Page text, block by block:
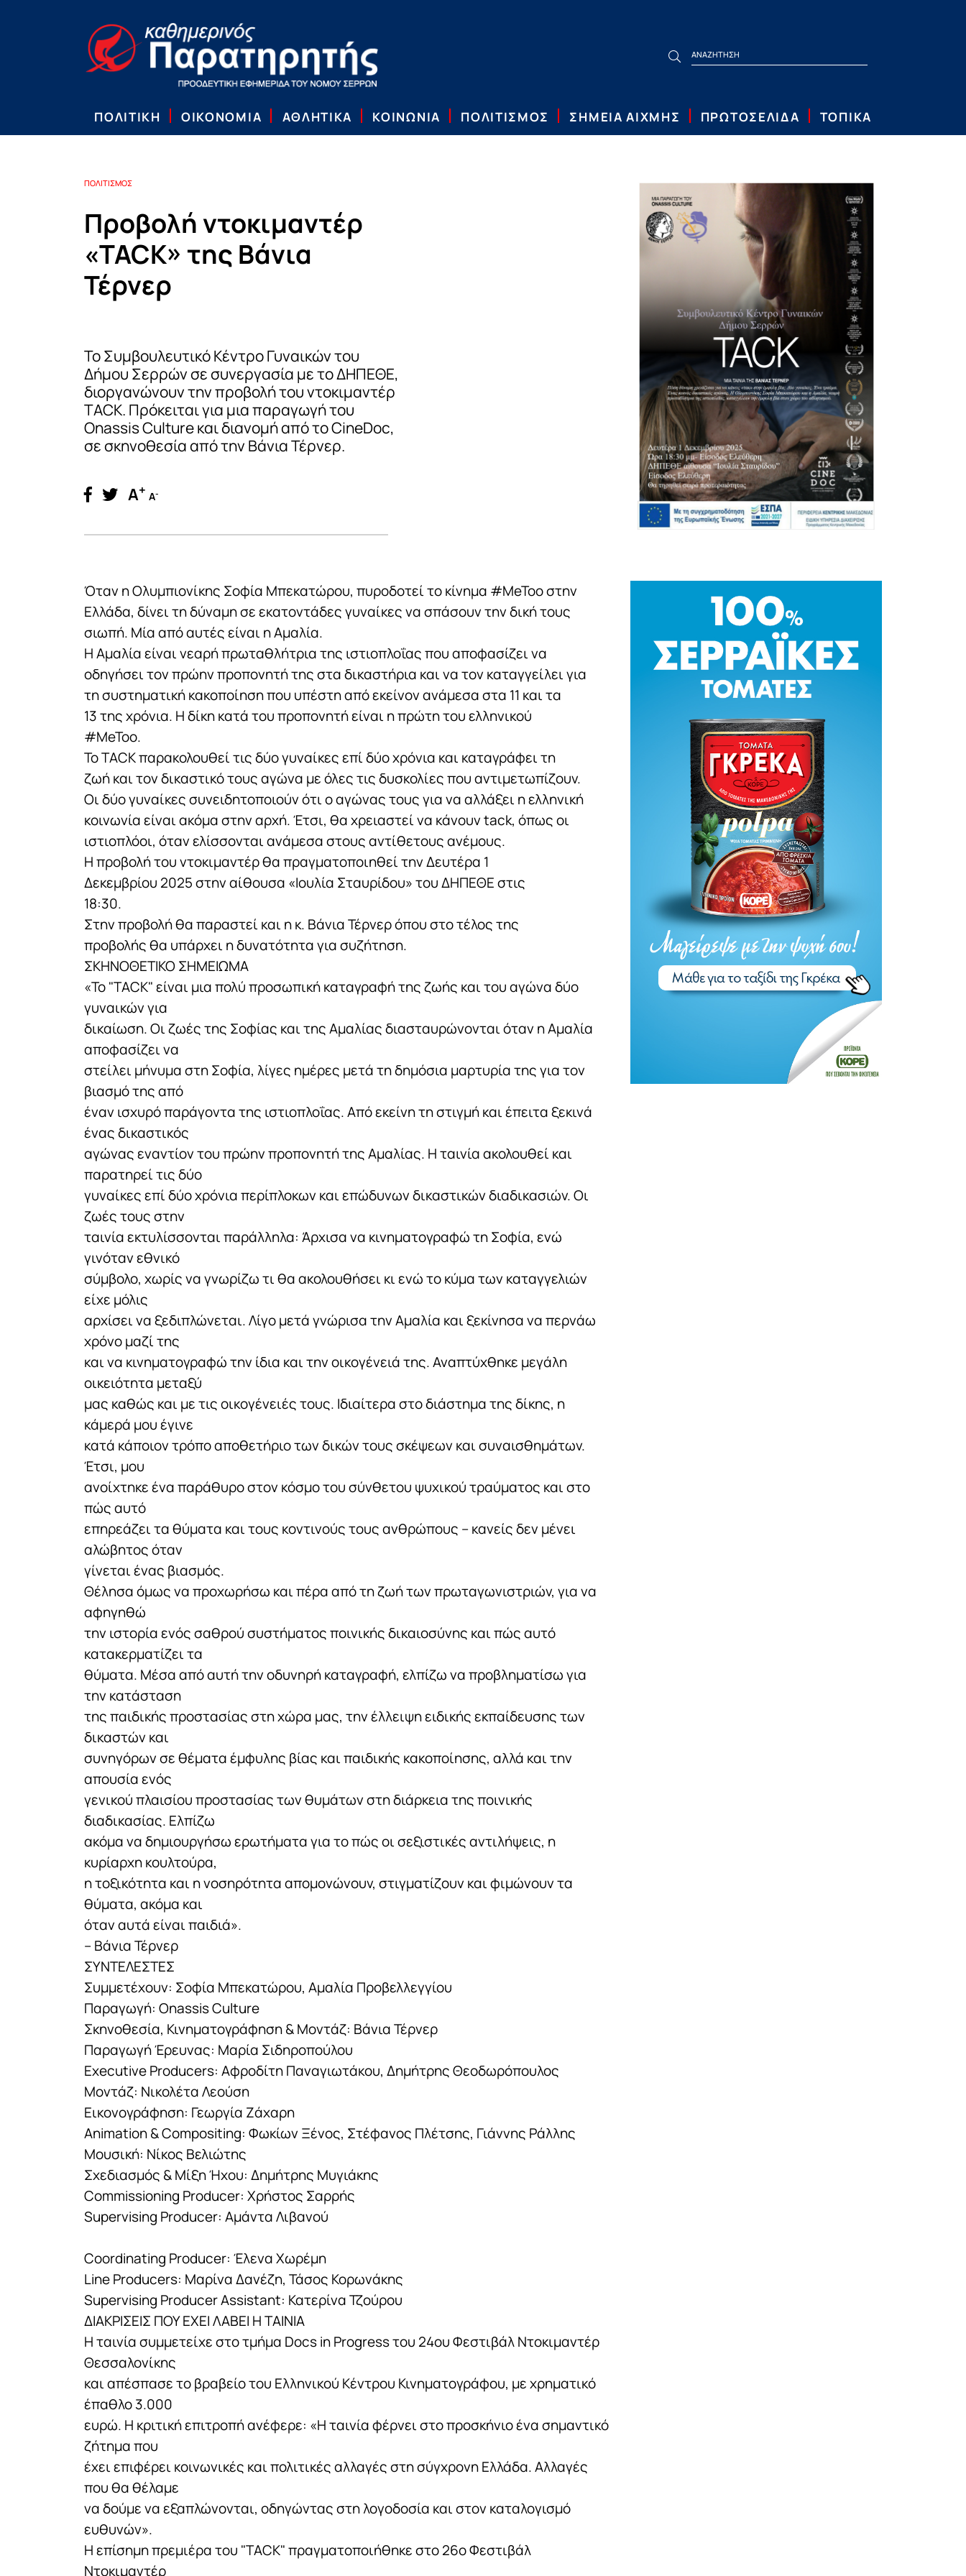
ΠΟΛΙΤΙΚΗ ΟΙΚΟΝΟΜΙΑ ΑΘΛΗΤΙΚΑ ΚΟΙΝΩΝΙΑ ΠΟΛΙΤΙΣΜΟΣ ΣΗΜΕΙΑ ΑΙΧΜΗΣ ΠΡΩΤΟΣΕΛΙΔΑ ΤΟΠΙΚΑ
ΠΟΛΙΤΙΣΜΟΣ
Προβολή ντοκιμαντέρ
«TACK» της Βάνια
Τέρνερ
Το Συμβουλευτικό Κέντρο Γυναικών του
Δήμου Σερρών σε συνεργασία με το ΔΗΠΕΘΕ,
διοργανώνουν την προβολή του ντοκιμαντέρ
TACK. Πρόκειται για μια παραγωγή του
Onassis Culture και διανομή από το CineDoc,
σε σκηνοθεσία από την Βάνια Τέρνερ.
A+ A-
Όταν η Ολυμπιονίκης Σοφία Μπεκατώρου, πυροδοτεί το κίνημα #MeToo στην
Ελλάδα, δίνει τη δύναμη σε εκατοντάδες γυναίκες να σπάσουν την δική τους
σιωπή. Μία από αυτές είναι η Αμαλία.
Η Αμαλία είναι νεαρή πρωταθλήτρια της ιστιοπλοΐας που αποφασίζει να
οδηγήσει τον πρώην προπονητή της στα δικαστήρια και να τον καταγγείλει για
τη συστηματική κακοποίηση που υπέστη από εκείνον ανάμεσα στα 11 και τα
13 της χρόνια. Η δίκη κατά του προπονητή είναι η πρώτη του ελληνικού
#MeToo.
Το TACK παρακολουθεί τις δύο γυναίκες επί δύο χρόνια και καταγράφει τη
ζωή και τον δικαστικό τους αγώνα με όλες τις δυσκολίες που αντιμετωπίζουν.
Οι δύο γυναίκες συνειδητοποιούν ότι ο αγώνας τους για να αλλάξει η ελληνική
κοινωνία είναι ακόμα στην αρχή. Έτσι, θα χρειαστεί να κάνουν tack, όπως οι
ιστιοπλόοι, όταν ελίσσονται ανάμεσα στους αντίθετους ανέμους.
Η προβολή του ντοκιμαντέρ θα πραγματοποιηθεί την Δευτέρα 1
Δεκεμβρίου 2025 στην αίθουσα «Ιουλία Σταυρίδου» του ΔΗΠΕΘΕ στις
18:30.
Στην προβολή θα παραστεί και η κ. Βάνια Τέρνερ όπου στο τέλος της
προβολής θα υπάρχει η δυνατότητα για συζήτηση.
ΣΚΗΝΟΘΕΤΙΚΟ ΣΗΜΕΙΩΜΑ
«Το "TACK" είναι μια πολύ προσωπική καταγραφή της ζωής και του αγώνα δύο
γυναικών για
δικαίωση. Oι ζωές της Σοφίας και της Αμαλίας διασταυρώνονται όταν η Αμαλία
αποφασίζει να
στείλει μήνυμα στη Σοφία, λίγες ημέρες μετά τη δημόσια μαρτυρία της για τον
βιασμό της από
έναν ισχυρό παράγοντα της ιστιοπλοΐας. Από εκείνη τη στιγμή και έπειτα ξεκινά
ένας δικαστικός
αγώνας εναντίον του πρώην προπονητή της Αμαλίας. Η ταινία ακολουθεί και
παρατηρεί τις δύο
γυναίκες επί δύο χρόνια περίπλοκων και επώδυνων δικαστικών διαδικασιών. Οι
ζωές τους στην
ταινία εκτυλίσσονται παράλληλα: Άρχισα να κινηματογραφώ τη Σοφία, ενώ
γινόταν εθνικό
σύμβολο, χωρίς να γνωρίζω τι θα ακολουθήσει κι ενώ το κύμα των καταγγελιών
είχε μόλις
αρχίσει να ξεδιπλώνεται. Λίγο μετά γνώρισα την Αμαλία και ξεκίνησα να περνάω
χρόνο μαζί της
και να κινηματογραφώ την ίδια και την οικογένειά της. Αναπτύχθηκε μεγάλη
οικειότητα μεταξύ
μας καθώς και με τις οικογένειές τους. Ιδιαίτερα στο διάστημα της δίκης, η
κάμερά μου έγινε
κατά κάποιον τρόπο αποθετήριο των δικών τους σκέψεων και συναισθημάτων.
Έτσι, μου
ανοίχτηκε ένα παράθυρο στον κόσμο του σύνθετου ψυχικού τραύματος και στο
πώς αυτό
επηρεάζει τα θύματα και τους κοντινούς τους ανθρώπους – κανείς δεν μένει
αλώβητος όταν
γίνεται ένας βιασμός.
Θέλησα όμως να προχωρήσω και πέρα από τη ζωή των πρωταγωνιστριών, για να
αφηγηθώ
την ιστορία ενός σαθρού συστήματος ποινικής δικαιοσύνης και πώς αυτό
κατακερματίζει τα
θύματα. Μέσα από αυτή την οδυνηρή καταγραφή, ελπίζω να προβληματίσω για
την κατάσταση
της παιδικής προστασίας στη χώρα μας, την έλλειψη ειδικής εκπαίδευσης των
δικαστών και
συνηγόρων σε θέματα έμφυλης βίας και παιδικής κακοποίησης, αλλά και την
απουσία ενός
γενικού πλαισίου προστασίας των θυμάτων στη διάρκεια της ποινικής
διαδικασίας. Ελπίζω
ακόμα να δημιουργήσω ερωτήματα για το πώς οι σεξιστικές αντιλήψεις, η
κυρίαρχη κουλτούρα,
η τοξικότητα και η νοσηρότητα απομονώνουν, στιγματίζουν και φιμώνουν τα
θύματα, ακόμα και
όταν αυτά είναι παιδιά».
– Βάνια Τέρνερ
ΣΥΝΤΕΛΕΣΤΕΣ
Συμμετέχουν: Σοφία Μπεκατώρου, Αμαλία Προβελλεγγίου
Παραγωγή: Onassis Culture
Σκηνοθεσία, Κινηματογράφηση & Μοντάζ: Βάνια Τέρνερ
Παραγωγή Έρευνας: Μαρία Σιδηροπούλου
Executive Producers: Αφροδίτη Παναγιωτάκου, Δημήτρης Θεοδωρόπουλος
Μοντάζ: Νικολέτα Λεούση
Εικονογράφηση: Γεωργία Ζάχαρη
Animation & Compositing: Φωκίων Ξένος, Στέφανος Πλέτσης, Γιάννης Ράλλης
Μουσική: Νίκος Βελιώτης
Σχεδιασμός & Μίξη Ήχου: Δημήτρης Μυγιάκης
Commissioning Producer: Χρήστος Σαρρής
Supervising Producer: Αμάντα Λιβανού
Coordinating Producer: Έλενα Χωρέμη
Line Producers: Μαρίνα Δανέζη, Τάσος Κορωνάκης
Supervising Producer Assistant: Κατερίνα Τζούρου
ΔΙΑΚΡΙΣΕΙΣ ΠΟΥ ΕΧΕΙ ΛΑΒΕΙ Η ΤΑΙΝΙΑ
Η ταινία συμμετείχε στο τμήμα Docs in Progress του 24ου Φεστιβάλ Ντοκιμαντέρ
Θεσσαλονίκης
και απέσπασε το βραβείο του Ελληνικού Κέντρου Κινηματογράφου, με χρηματικό
έπαθλο 3.000
ευρώ. Η κριτική επιτροπή ανέφερε: «Η ταινία φέρνει στο προσκήνιο ένα σημαντικό
ζήτημα που
έχει επιφέρει κοινωνικές και πολιτικές αλλαγές στη σύγχρονη Ελλάδα. Αλλαγές
που θα θέλαμε
να δούμε να εξαπλώνονται, οδηγώντας στη λογοδοσία και στον καταλογισμό
ευθυνών».
H επίσημη πρεμιέρα του "TACK" πραγματοποιήθηκε στο 26ο Φεστιβάλ
Ντοκιμαντέρ